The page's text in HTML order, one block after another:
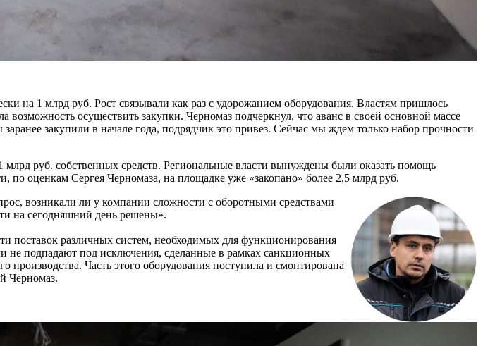
на 1 млрд руб. Рост связывали как раз с удорожанием оборудования. Властям пришлось
осуществить закупки. Черномаз подчеркнул, что аванс в своей основной массе
закупили в начале года, подрядчик это привез. Сейчас мы ждем только набор прочности
руб. собственных средств. Региональные власти вынуждены были оказать помощь
оценкам Сергея Черномаза, на площадке уже «закопано» более 2,5 млрд руб.
возникали ли у компании сложности с оборотными средствами
на сегодняшний день решены».
поставок различных систем, необходимых для функционирования
не подпадают под исключения, сделанные в рамках санкционных
Часть этого оборудования поступила и смонтирована
Черномаз.